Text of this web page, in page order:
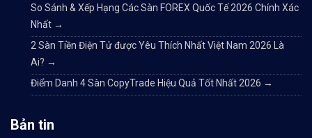
So Sánh & Xếp Hạng Các Sàn FOREX Quốc Tế 2026 Chính Xác
Nhất →
2 Sàn Tiền Điện Tử được Yêu Thích Nhất Việt Nam 2026 Là
Ai? →
Điểm Danh 4 Sàn CopyTrade Hiệu Quả Tốt Nhất 2026 →
Bản tin